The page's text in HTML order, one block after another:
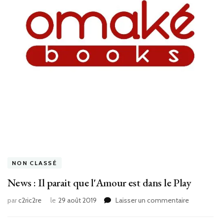
NON CLASSÉ
News : Il parait que l'Amour est dans le Play
parc2ric2re le 29 août 2019 Laisser un commentairesur